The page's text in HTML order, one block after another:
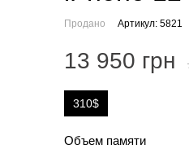
Продано Артикул: 5821
13 950 грн
310$
Объем памяти